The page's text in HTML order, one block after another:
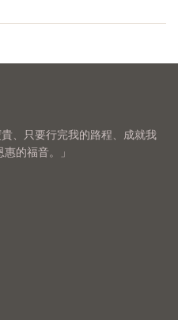
、只要行完我的路程、成就我
的福音。」